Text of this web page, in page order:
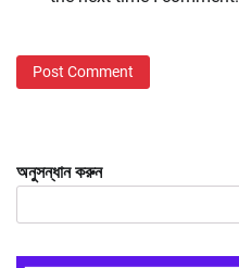
অনুসন্ধান করুন